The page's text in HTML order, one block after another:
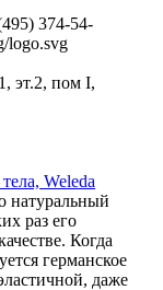
374-54-
logo.svg
эт.2, пом I,
Weleda
натуральный
раз его
Когда
германское
даже